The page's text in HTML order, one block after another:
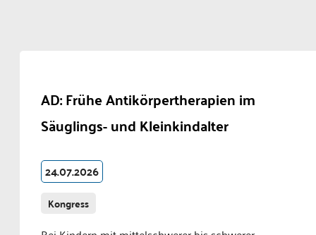
AD: Frühe Antikörpertherapien im
Säuglings- und Kleinkindalter
24.07.2026
Kongress